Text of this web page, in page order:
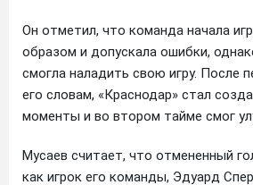
Он отметил, что команда начала
образом и допускала ошибки,
смогла наладить свою игру. После
его словам, «Краснодар» стал
моменты и во втором тайме смог
Мусаев считает, что отмененный
как игрок его команды, Эдуард